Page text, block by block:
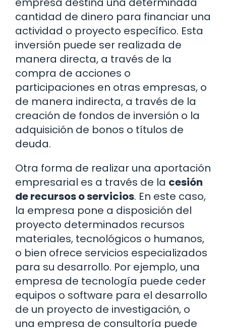
cantidad de dinero para financiar una
actividad o proyecto específico. Esta
inversión puede ser realizada de
manera directa, a través de la
compra de acciones o
participaciones en otras empresas, o
de manera indirecta, a través de la
creación de fondos de inversión o la
adquisición de bonos o títulos de
deuda.
Otra forma de realizar una aportación
empresarial es a través de la cesión
de recursos o servicios. En este caso,
la empresa pone a disposición del
proyecto determinados recursos
materiales, tecnológicos o humanos,
o bien ofrece servicios especializados
para su desarrollo. Por ejemplo, una
empresa de tecnología puede ceder
equipos o software para el desarrollo
de un proyecto de investigación, o
una empresa de consultoría puede